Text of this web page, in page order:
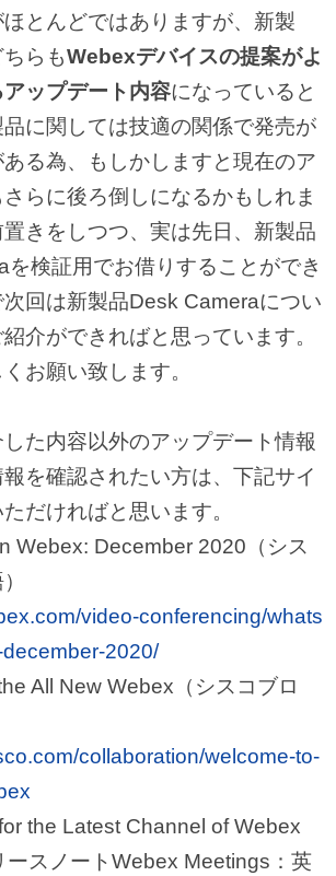
とんどではありますが、新製
らもWebexデバイスの提案がよ
ップデート内容になっていると
に関しては技適の関係で発売が
る為、もしかしますと現在のア
らに後ろ倒しになるかもしれま
きをしつつ、実は先日、新製品
検証用でお借りすることができ
次回は新製品Desk Cameraについ
介ができればと思っています。
お願い致します。
た内容以外のアップデート情報
を確認されたい方は、下記サイ
だければと思います。
Webex: December 2020（シス
video-conferencing/whats
2020/
All New Webex（シスコブロ
collaboration/welcome-to-
the Latest Channel of Webex
ースノートWebex Meetings：英